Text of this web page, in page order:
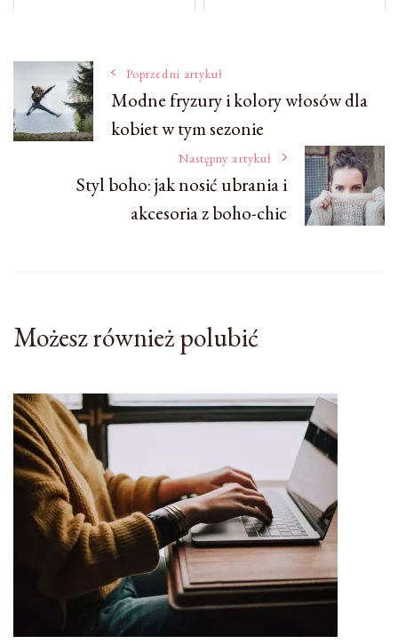
Nawigacja
wpisu
Poprzedni artykuł
Modne fryzury i kolory włosów dla
kobiet w tym sezonie
Następny artykuł
Styl boho: jak nosić ubrania i
akcesoria z boho-chic
Możesz również polubić